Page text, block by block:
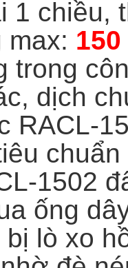
1 chiều,
max:
trong
dịch
RACL-
1502
ống
bị lò xo